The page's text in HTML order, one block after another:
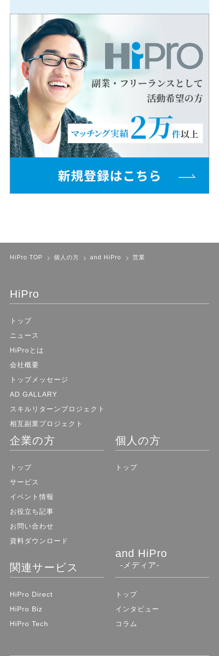
先のリストアップの段階から依頼される
場合もあります。 報酬体系は、固定報
酬または成果報酬のどちらかが一般的で
す。 インサイドセールス インサイドセ
ールスは、顧客先を直接訪問せず、電話
やオンライン会議ツールを使った非対面
の営業活動です。 対応する仕事内容の
範囲が広く、商談のアポイントを取るだ
けでなく、顧客へのプレゼンやヒアリン
グ、契約締結までを含む場合もありま
す。 営業トークスキルが必須ですが、
近年はオンライン会議ツールを使った営
業活動も増えているため、新しいツール
を使いこなすスキルも重要です。 1日あ
たりの固定報酬、または売上から所定割
合を支払う成果報酬の報酬体系が多い仕
内容です。 報酬はアポイント1件ごとや
支払われることが多く、成果報酬を採用
しているところが多いでしょう。 新規
顧客開拓 新規顧客開拓は、見込み客へ
事です。テレアポと似ている点は主に電
話を使うことですが、重点は成約の確度
が高い顧客を獲得することに置かれてい
ます。 新規顧客開拓の成約率を上げる
商材を必要としている見込み客への営業
を行うことが重要です。 既存顧客対応
既存顧客対応は、既存顧客の課題を把握
し、必要に応じたフォローアップや顧客
ート率を上げるための営業活動も行ない
ます。 また、既存顧客からのヒアリン
グによって、商材の改善や新規開発に必
要な情報を集めることもあります。 長
関係作りやサポートをメイン業務とする
場合は、固定報酬となるケースが多い傾
向です。 フリーランスの営業職の報酬
は、固定報酬と成果報酬、両者の特徴を
併せ持つ複合報酬の3種類が存在しま
メリットを解説します。 固定報酬 固定
HiPro TOP 個人の方 and HiPro 営業
HiPro
トップ
ニュース
HiProとは
会社概要
トップメッセージ
AD GALLARY
スキルリターンプロジェクト
相互副業プロジェクト
企業の方
トップ
サービス
イベント情報
お役立ち記事
お問い合わせ
資料ダウンロード
個人の方
トップ
関連サービス
HiPro Direct
HiPro Biz
HiPro Tech
and HiPro
-メディア-
トップ
インタビュー
コラム